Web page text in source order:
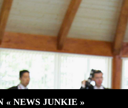
« NEWS JUNKIE »